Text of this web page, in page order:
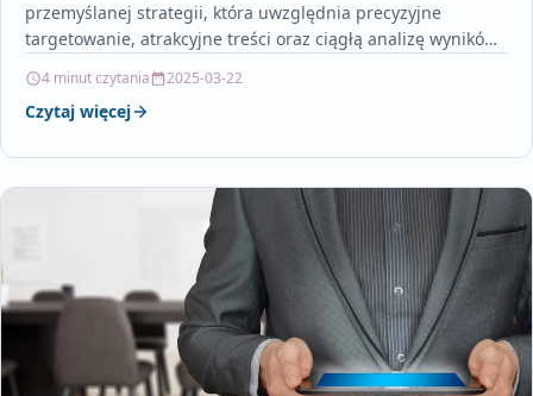
przemyślanej strategii, która uwzględnia precyzyjne
targetowanie, atrakcyjne treści oraz ciągłą analizę wyników.
4 minut czytania 2025-03-22
Czytaj więcej